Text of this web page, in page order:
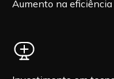
Aumento na